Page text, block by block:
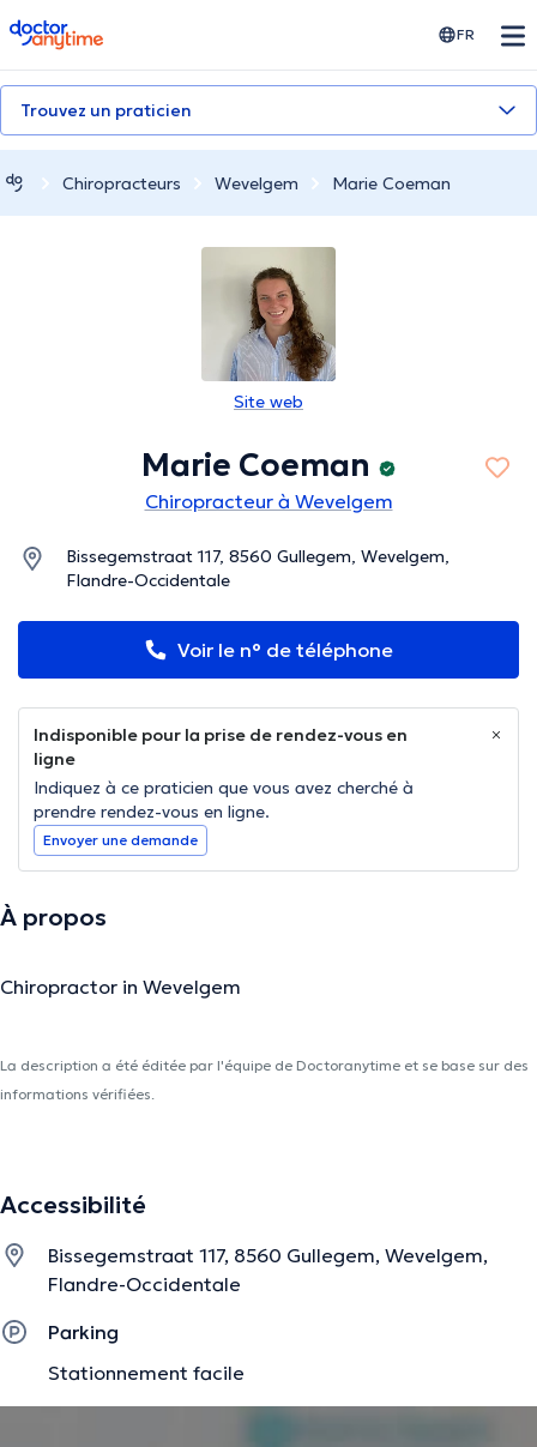
doctoranytime FR
Trouvez un praticien
Chiropracteurs Wevelgem Marie Coeman
Site web
Marie Coeman
Chiropracteur à Wevelgem
Bissegemstraat 117, 8560 Gullegem, Wevelgem,
Flandre-Occidentale
Voir le n° de téléphone
Indisponible pour la prise de rendez-vous en
ligne
Indiquez à ce praticien que vous avez cherché à
prendre rendez-vous en ligne.
Envoyer une demande
À propos
Chiropractor in Wevelgem
La description a été éditée par l'équipe de Doctoranytime et se base sur des
informations vérifiées.
Accessibilité
Bissegemstraat 117, 8560 Gullegem, Wevelgem,
Flandre-Occidentale
Parking
Stationnement facile